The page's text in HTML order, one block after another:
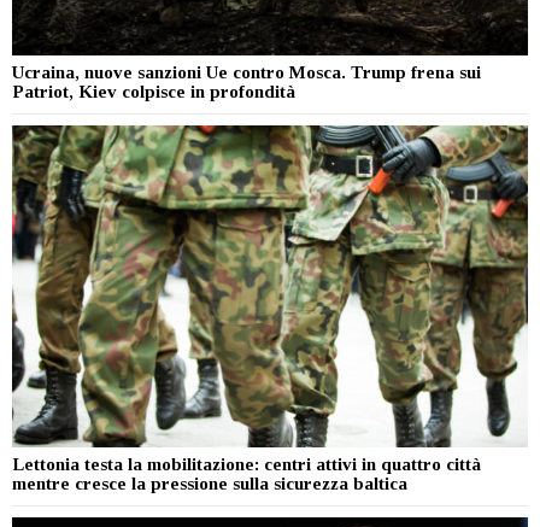
Ucraina, nuove sanzioni Ue contro Mosca. Trump frena sui
Patriot, Kiev colpisce in profondità
Lettonia testa la mobilitazione: centri attivi in quattro città
mentre cresce la pressione sulla sicurezza baltica